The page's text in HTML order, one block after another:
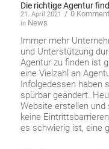
Die richtige Agentur
21. April 2021 / 0
in News
Immer mehr
und Unterstützung
Agentur zu finden ist
eine Vielzahl an
Infolgedessen haben
spürbar geändert.
Website erstellen und
keine
es schwierig ist, eine